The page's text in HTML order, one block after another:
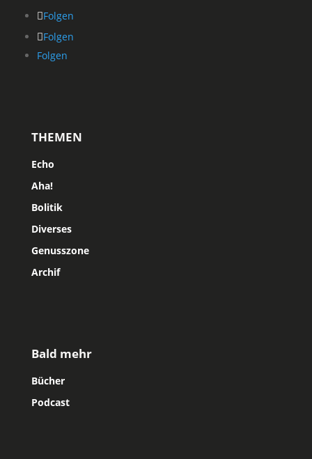
Folgen
Folgen
Folgen
THEMEN
Echo
Aha!
Bolitik
Diverses
Genusszone
Archif
Bald mehr
Bücher
Podcast